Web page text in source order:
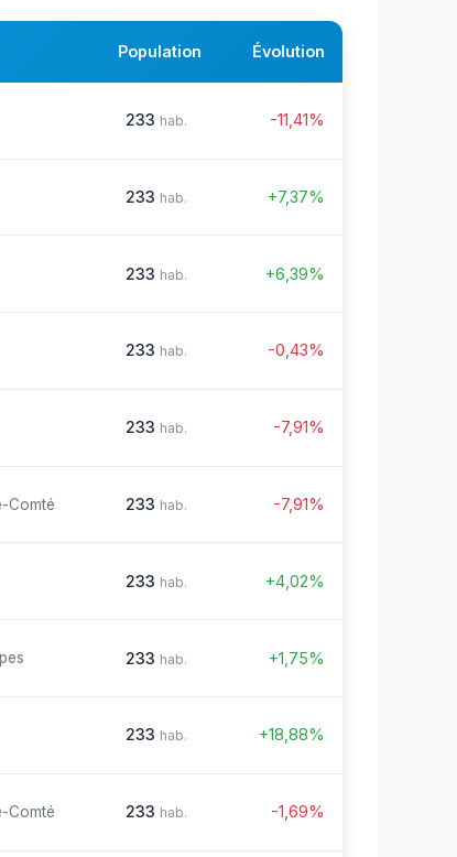
Population Évolution
233 hab. -11,41%
233 hab. +7,37%
233 hab. +6,39%
233 hab. -0,43%
233 hab. -7,91%
Comté 233 hab. -7,91%
233 hab. +4,02%
233 hab. +1,75%
233 hab. +18,88%
Comté 233 hab. -1,69%